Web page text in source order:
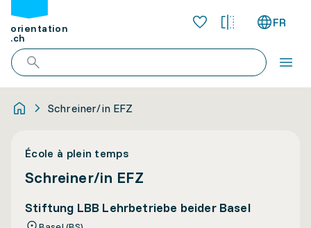
orientation
.ch
FR
Schreiner/in EFZ
École à plein temps
Schreiner/in EFZ
Stiftung LBB Lehrbetriebe beider Basel